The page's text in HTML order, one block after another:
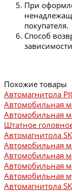
При
покупателя.
Способ
Похожие товары
Автомагнитола
Автомобильная
Автомобильная
Штатное
Автомагнитола
Автомобильная
Автомобильная
Автомобильная
Автомобильная
Автомагнитола